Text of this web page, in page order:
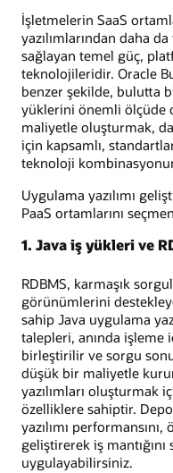
İşletmelerin SaaS
yazılımlarından daha
sağlayan temel güç,
teknolojileridir. Oracle
benzer şekilde, bulutta
yüklerini önemli ölçüde
maliyetle oluşturmak,
için kapsamlı,
teknoloji
Uygulama yazılımı
PaaS ortamlarını
1. Java iş yükleri ve
RDBMS, karmaşık
görünümlerini
sahip Java uygulama
talepleri, anında işleme
birleştirilir ve sorgu
düşük bir maliyetle
yazılımları oluşturmak
özelliklere sahiptir.
yazılımı
geliştirerek iş
uygulayabilirsiniz.